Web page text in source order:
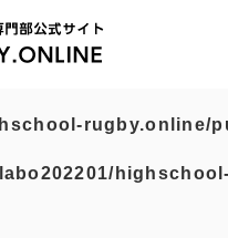
rugby.online/